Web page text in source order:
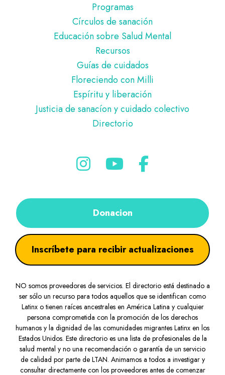
Programas
Círculos de sanación
Educación sobre Salud Mental
Recursos
Guías de cuidados
Floreciendo con Milli
Espíritu y liberación
Justicia de sanacíon y cuidado colectivo
Directorio
Donacion
Inscríbete para recibir actualizaciones
NO somos proveedores de servicios. El directorio está destinado a
ser sólo un recurso para todos aquellos que se identifican como
Latinx o tienen raíces ancestrales en América Latina y cualquier
persona comprometida con la promoción de los derechos
humanos y la dignidad de las comunidades migrantes Latinx en los
Estados Unidos. Este directorio es una lista de profesionales de la
salud mental y no una recomendación o garantía de un servicio
de calidad por parte de LTAN. Animamos a todos a investigar y
consultar directamente con los proveedores antes de comenzar